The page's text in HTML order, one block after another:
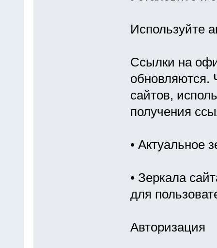
Используйте
Ссылки на
обновляются.
сайтов,
получения
• Актуальное
• Зеркала
для
Авторизация